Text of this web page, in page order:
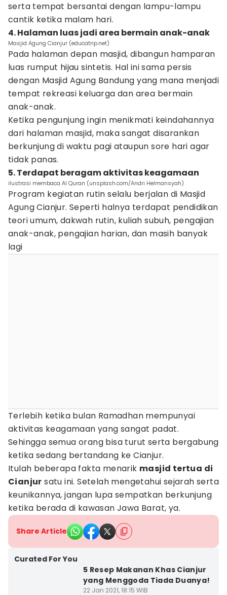
serta tempat bersantai dengan lampu-lampu
cantik ketika malam hari.
4. Halaman luas jadi area bermain anak-anak
Masjid Agung Cianjur (educatrip.net)
Pada halaman depan masjid, dibangun hamparan
luas rumput hijau sintetis. Hal ini sama persis
dengan Masjid Agung Bandung yang mana menjadi
tempat rekreasi keluarga dan area bermain
anak-anak.
Ketika pengunjung ingin menikmati keindahannya
dari halaman masjid, maka sangat disarankan
berkunjung di waktu pagi ataupun sore hari agar
tidak panas.
5. Terdapat beragam aktivitas keagamaan
ilustrasi membaca Al Quran (unsplash.com/Andri Helmansyah)
Program kegiatan rutin selalu berjalan di Masjid
Agung Cianjur. Seperti halnya terdapat pendidikan
teori umum, dakwah rutin, kuliah subuh, pengajian
anak-anak, pengajian harian, dan masih banyak
lagi
Terlebih ketika bulan Ramadhan mempunyai
aktivitas keagamaan yang sangat padat.
Sehingga semua orang bisa turut serta bergabung
ketika sedang bertandang ke Cianjur.
Itulah beberapa fakta menarik masjid tertua di
Cianjur satu ini. Setelah mengetahui sejarah serta
keunikannya, jangan lupa sempatkan berkunjung
ketika berada di kawasan Jawa Barat, ya.
Share Article
Curated For You
5 Resep Makanan Khas Cianjur
yang Menggoda Tiada Duanya!
22 Jan 2021, 18:15 WIB